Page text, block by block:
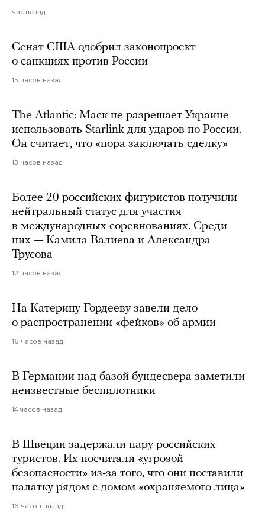
час назад
Сенат США одобрил законопроект
о санкциях против России
15 часов назад
The Atlantic: Маск не разрешает Украине
использовать Starlink для ударов по России.
Он считает, что «пора заключать сделку»
13 часов назад
Более 20 российских фигуристов получили
нейтральный статус для участия
в международных соревнованиях. Среди
них — Камила Валиева и Александра
Трусова
12 часов назад
На Катерину Гордееву завели дело
о распространении «фейков» об армии
16 часов назад
В Германии над базой бундесвера заметили
неизвестные беспилотники
14 часов назад
В Швеции задержали пару российских
туристов. Их посчитали «угрозой
безопасности» из-за того, что они поставили
палатку рядом с домом «охраняемого лица»
16 часов назад